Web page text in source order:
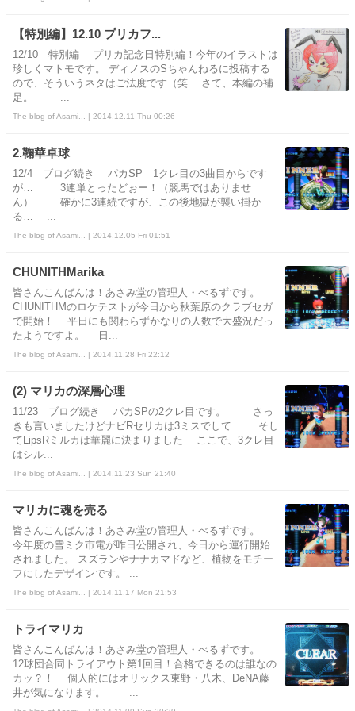
【特別編】12.10 プリカフ...
12/10 特別編 プリカ記念日特別編！今年のイラストは
珍しくマトモです。 ディノスのSちゃんねるに投稿する
ので、そういうネタはご法度です（笑 さて、本編の補
足。 ...
The blog of Asami... | 2014.12.11 Thu 00:26
2.鞠華卓球
12/4 ブログ続き パカSP 1クレ目の3曲目からです
が… 3連単とったどぉー！（競馬ではありませ
ん） 確かに3連続ですが、この後地獄が襲い掛か
る… ...
The blog of Asami... | 2014.12.05 Fri 01:51
CHUNITHMarika
皆さんこんばんは！あさみ堂の管理人・べるずです。
CHUNITHMのロケテストが今日から秋葉原のクラブセガ
で開始！ 平日にも関わらずかなりの人数で大盛況だっ
たようですよ。 日...
The blog of Asami... | 2014.11.28 Fri 22:12
(2) マリカの深層心理
11/23 ブログ続き パカSPの2クレ目です。 さっ
きも言いましたけどナビRセリカは3ミスでして そし
てLipsRミルカは華麗に決まりました ここで、3クレ目
はシル...
The blog of Asami... | 2014.11.23 Sun 21:40
マリカに魂を売る
皆さんこんばんは！あさみ堂の管理人・べるずです。
今年度の雪ミク市電が昨日公開され、今日から運行開始
されました。 スズランやナナカマドなど、植物をモチー
フにしたデザインです。 ...
The blog of Asami... | 2014.11.17 Mon 21:53
トライマリカ
皆さんこんばんは！あさみ堂の管理人・べるずです。
12球団合同トライアウト第1回目！合格できるのは誰なの
カッ？！ 個人的にはオリックス東野・八木、DeNA藤
井が気になります。 ...